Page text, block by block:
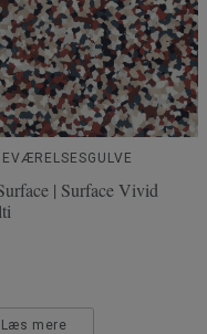
| Surface Vivid
Læs mere